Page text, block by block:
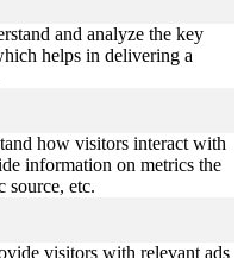
and analyze the key
helps in delivering a
how visitors interact with
information on metrics the
source, etc.
visitors with relevant ads